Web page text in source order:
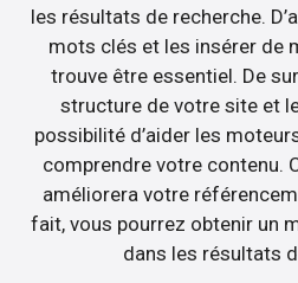
les résultats de recherche.
mots clés et les insérer de
trouve être essentiel. De
structure de votre site et
possibilité d’aider les
comprendre votre contenu.
améliorera votre
fait, vous pourrez obtenir un
dans les résultats